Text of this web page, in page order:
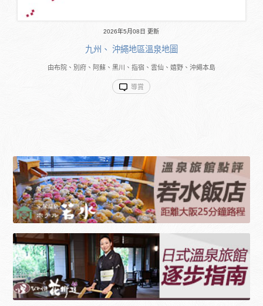
2026年5月08日 更新
九州、 沖繩地區溫泉地圖
由布院、別府、阿蘇、黑川、指宿、雲仙、嬉野、沖繩本島
導賞